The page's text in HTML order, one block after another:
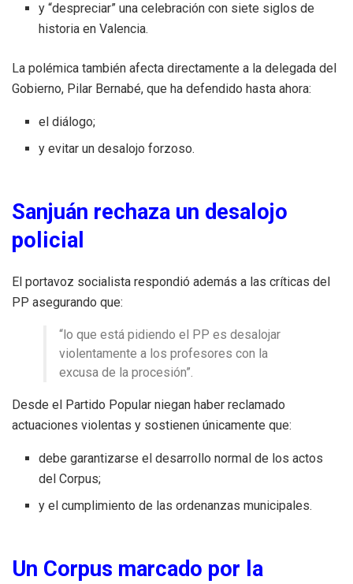
y “despreciar” una celebración con siete siglos de
historia en Valencia.
La polémica también afecta directamente a la delegada del
Gobierno, Pilar Bernabé, que ha defendido hasta ahora:
el diálogo;
y evitar un desalojo forzoso.
Sanjuán rechaza un desalojo
policial
El portavoz socialista respondió además a las críticas del
PP asegurando que:
“lo que está pidiendo el PP es desalojar
violentamente a los profesores con la
excusa de la procesión”.
Desde el Partido Popular niegan haber reclamado
actuaciones violentas y sostienen únicamente que:
debe garantizarse el desarrollo normal de los actos
del Corpus;
y el cumplimiento de las ordenanzas municipales.
Un Corpus marcado por la